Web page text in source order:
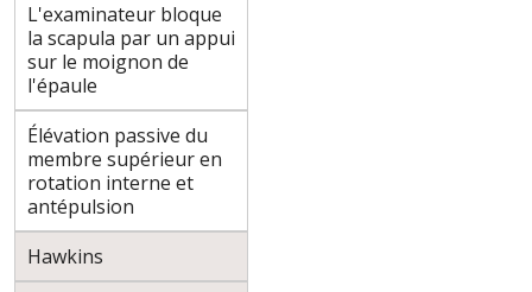
L'examinateur bloque
la scapula par un appui
sur le moignon de
l'épaule
Élévation passive du
membre supérieur en
rotation interne et
antépulsion
Hawkins